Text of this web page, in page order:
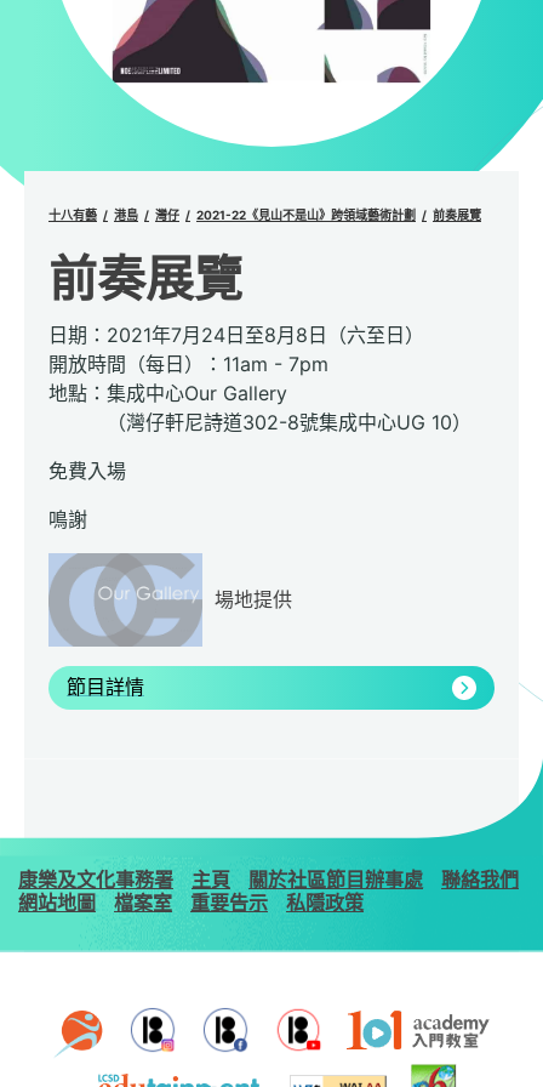
十八有藝 港島 灣仔 2021-22《見山不是山》跨領域藝術計劃 前奏展覽
前奏展覽
日期：2021年7月24日至8月8日（六至日）
開放時間（每日）：11am - 7pm
地點：集成中心Our Gallery
（灣仔軒尼詩道302-8號集成中心UG 10）
免費入場
鳴謝
場地提供
節目詳情
康樂及文化事務署 主頁 關於社區節目辦事處
聯絡我們
網站地圖
檔案室 重要告示 私隱政策